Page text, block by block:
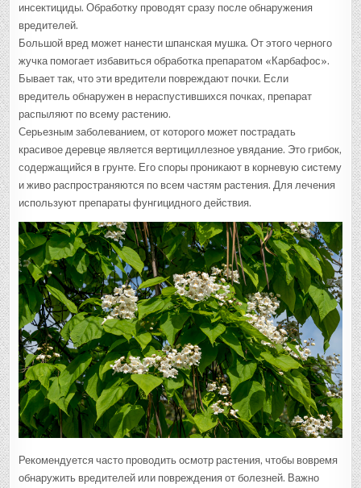
инсектициды. Обработку проводят сразу после обнаружения
вредителей.
Большой вред может нанести шпанская мушка. От этого черного
жучка помогает избавиться обработка препаратом «Карбафос».
Бывает так, что эти вредители повреждают почки. Если
вредитель обнаружен в нераспустившихся почках, препарат
распыляют по всему растению.
Серьезным заболеванием, от которого может пострадать
красивое деревце является вертициллезное увядание. Это грибок,
содержащийся в грунте. Его споры проникают в корневую систему
и живо распространяются по всем частям растения. Для лечения
используют препараты фунгицидного действия.
Рекомендуется часто проводить осмотр растения, чтобы вовремя
обнаружить вредителей или повреждения от болезней. Важно